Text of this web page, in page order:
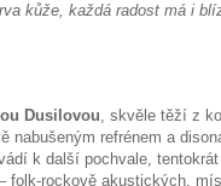
kůže, každá radost má i
Dusilovou, skvěle těží z
nabušeným refrénem a
k další pochvale,
folk-rockově akustických,